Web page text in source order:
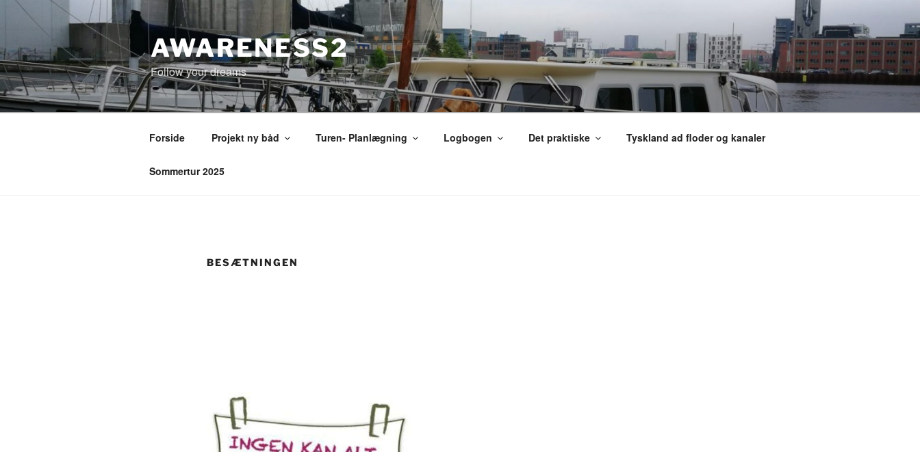
Videre
AWARENESS2
Follow your dreams
Forside Projekt ny båd Turen- Planlægning Logbogen Det praktiske Tyskland ad floder og kanaler
Sommertur 2025
BESÆTNINGEN